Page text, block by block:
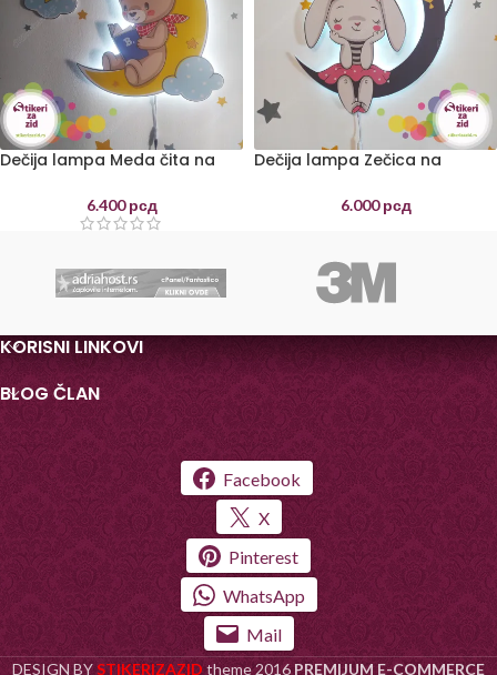
Dečija lampa Meda čita na
6.400рсд
Dečija lampa Zečica na
6.000рсд
KORISNI LINKOVI
BLOG ČLAN
Facebook
X
Pinterest
WhatsApp
Mail
DESIGN BYSTIKERIZAZID theme2016 PREMIJUM E-COMMERCE